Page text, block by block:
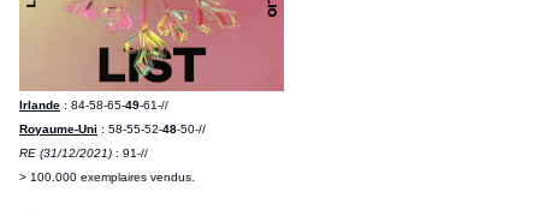
Irlande : 84-58-65-49-61-//
Royaume-Uni : 58-55-52-48-50-//
RE (31/12/2021) : 91-//
> 100.000 exemplaires vendus.